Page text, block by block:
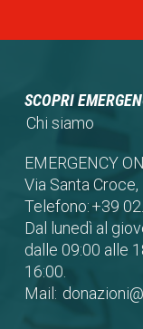
SCOPRI
Chi siamo
EMERGENCY
Via Santa
Telefono:+39
Dal lunedì al
dalle 09:00 alle
16:00.
Mail: